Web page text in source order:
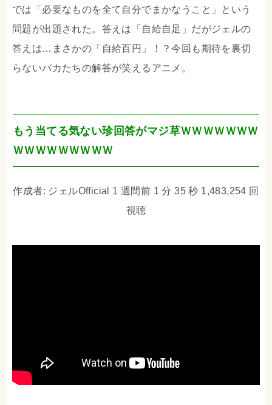
では「必要なものを全て自分でまかなうこと」という
問題が出題された。答えは「自給自足」だがジェルの
答えは…まさかの「自給百円」！？今回も期待を裏切
らないバカたちの解答が笑えるアニメ。
もう当てる気ない珍回答がマジ草ＷＷＷＷＷＷＷ
ＷＷＷＷＷＷＷＷＷ
作成者: ジェルOfficial 1 週間前 1 分 35 秒 1,483,254 回
視聴